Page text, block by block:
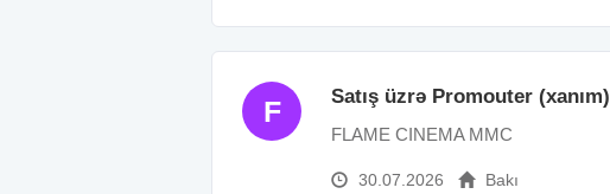
F Satış üzrə Promouter (xanım)
FLAME CINEMA MMC
30.07.2026 Bakı